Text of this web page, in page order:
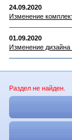
24.09.2020
Изменение
01.09.2020
Изменение
Раздел не найден.